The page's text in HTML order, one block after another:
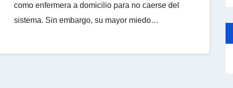
como enfermera a domicilio para no caerse del
sistema. Sin embargo, su mayor miedo…